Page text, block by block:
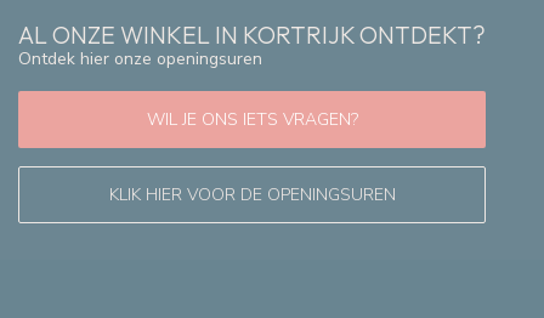
AL ONZE WINKEL IN KORTRIJK ONTDEKT?
Ontdek hier onze openingsuren
WIL JE ONS IETS VRAGEN?
KLIK HIER VOOR DE OPENINGSUREN